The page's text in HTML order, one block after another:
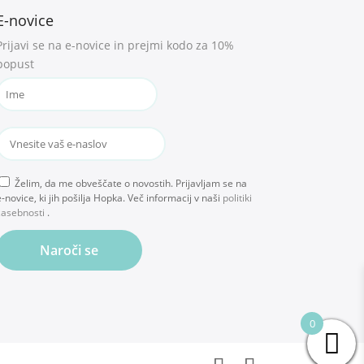
novice
se na e-novice in prejmi kodo za 10%
Želim, da me obveščate o novostih. Prijavljam se na
novice, ki jih pošilja Hopka. Več informacij v naši politiki
.
Naroči se
0